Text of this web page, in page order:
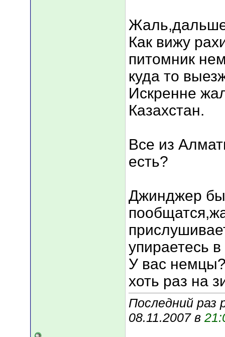
Жаль,дальше
Как вижу
питомник
куда то
Искренне
Казахстан.
Все из
есть?
Джинджер
упираетесь
У вас
хоть раз на
Последний раз
08.11.2007 в